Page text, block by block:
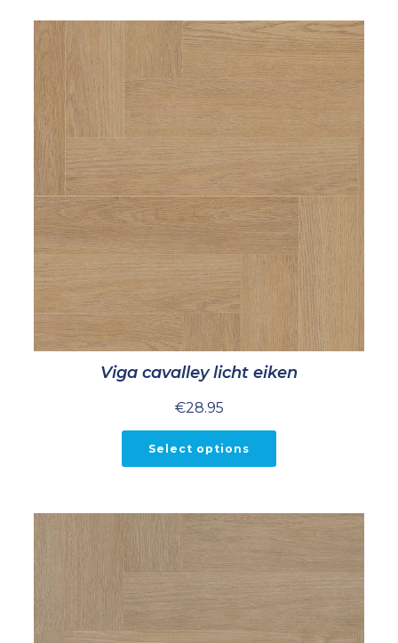
Viga cavalley licht eiken
€28.95
Select options